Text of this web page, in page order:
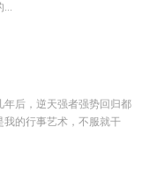
...
后，逆天强者强势回归都
的行事艺术，不服就干